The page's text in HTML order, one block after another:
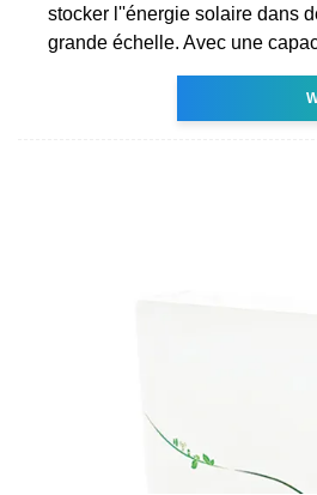
stocker l''énergie solaire dans
grande échelle. Avec une